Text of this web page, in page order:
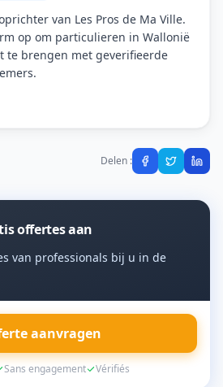
van Les Pros de Ma Ville.
op om particulieren in Wallonië
te brengen met geverifieerde
Delen :
offertes aan
van professionals bij u in de
aanvragen
Sans engagement Vérifiés